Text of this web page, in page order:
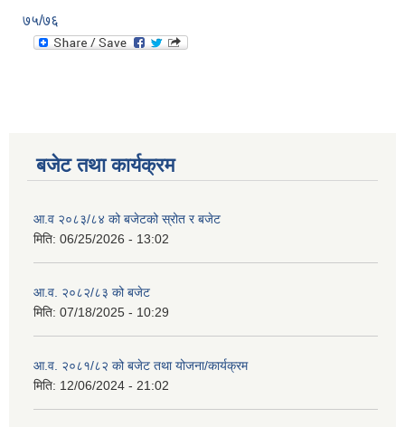
७५/७६
बजेट तथा कार्यक्रम
आ.व २०८३/८४ को बजेटको स्रोत र बजेट
मिति: 06/25/2026 - 13:02
आ.व. २०८२/८३ को बजेट
मिति: 07/18/2025 - 10:29
आ.व. २०८१/८२ को बजेट तथा योजना/कार्यक्रम
मिति: 12/06/2024 - 21:02